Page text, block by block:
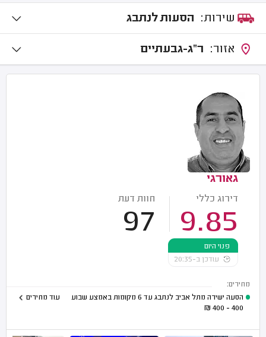
הסעות לנתבג
ר"ג-גבעתיים
גאורגי
דירוג כללי
9.85
חוות דעת
97
פנוי היום
עודכן ב-20:35
מחירים:
הסעה ישירה מתל אביב לנתבג עד 6 מקומות באמצע שבוע
400 - 400
₪
עוד מחירים